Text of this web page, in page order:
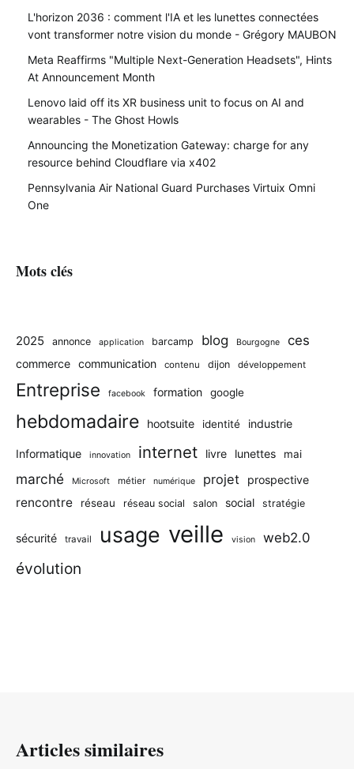
L'horizon 2036 : comment l'IA et les lunettes connectées
vont transformer notre vision du monde - Grégory MAUBON
Meta Reaffirms "Multiple Next-Generation Headsets", Hints
At Announcement Month
Lenovo laid off its XR business unit to focus on AI and
wearables - The Ghost Howls
Announcing the Monetization Gateway: charge for any
resource behind Cloudflare via x402
Pennsylvania Air National Guard Purchases Virtuix Omni
One
Mots clés
2025 annonce application barcamp blog Bourgogne ces
commerce communication contenu dijon développement
Entreprise facebook formation google
hebdomadaire hootsuite identité industrie
Informatique innovation internet livre lunettes mai
marché Microsoft métier numérique projet prospective
rencontre réseau réseau social salon social stratégie
sécurité travail usage veille vision web2.0
évolution
Articles similaires